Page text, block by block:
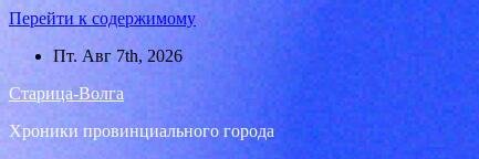
Перейти к содержимому
Пт. Авг 7th, 2026
Старица-Волга
Хроники провинциального города